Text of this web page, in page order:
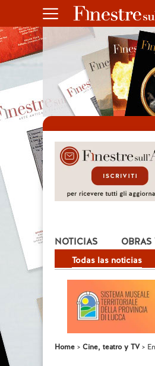
NOTICIAS
Todas las noticias
OBRAS
Home Cine, teatro y TV